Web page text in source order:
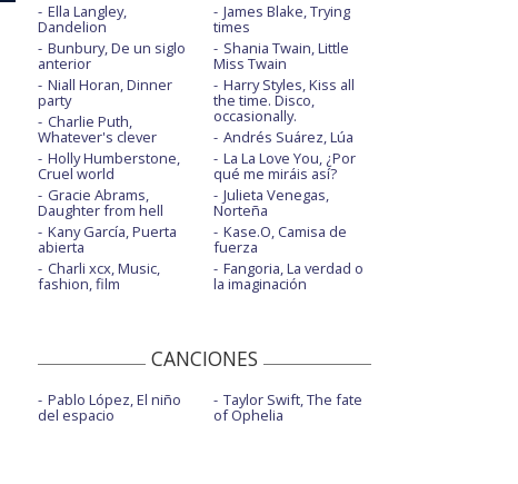
Ella Langley,
Dandelion
Bunbury, De un siglo
anterior
Niall Horan, Dinner
party
Charlie Puth,
Whatever's clever
Holly Humberstone,
Cruel world
Gracie Abrams,
Daughter from hell
Kany García, Puerta
abierta
Charli xcx, Music,
fashion, film
James Blake, Trying
times
Shania Twain, Little
Miss Twain
Harry Styles, Kiss all
the time. Disco,
occasionally.
Andrés Suárez, Lúa
La La Love You, ¿Por
qué me miráis así?
Julieta Venegas,
Norteña
Kase.O, Camisa de
fuerza
Fangoria, La verdad o
la imaginación
CANCIONES
Pablo López, El niño
del espacio
Taylor Swift, The fate
of Ophelia